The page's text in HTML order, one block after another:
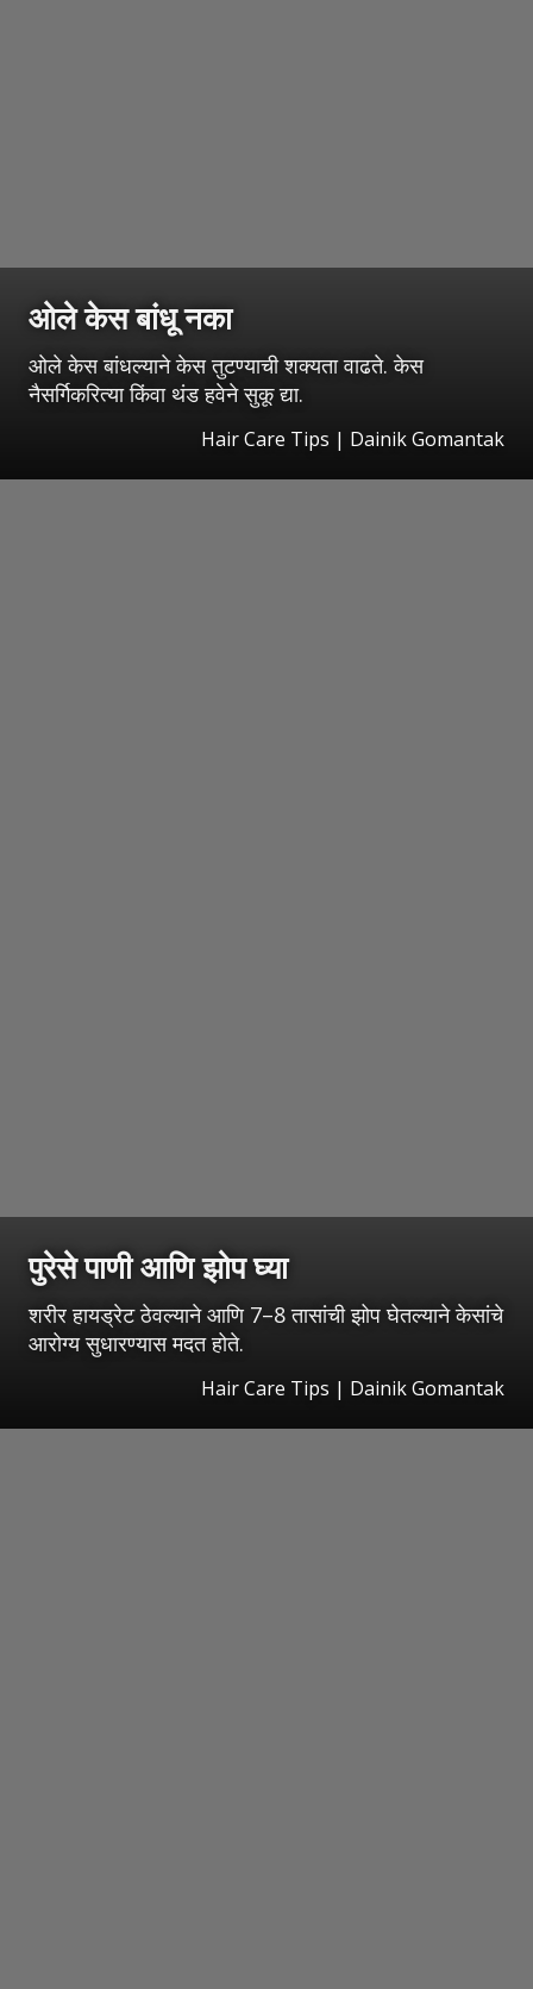
ओले केस बांधू नका
ओले केस बांधल्याने केस तुटण्याची शक्यता वाढते. केस
नैसर्गिकरित्या किंवा थंड हवेने सुकू द्या.
Hair Care Tips | Dainik Gomantak
पुरेसे पाणी आणि झोप घ्या
शरीर हायड्रेट ठेवल्याने आणि 7–8 तासांची झोप घेतल्याने केसांचे
आरोग्य सुधारण्यास मदत होते.
Hair Care Tips | Dainik Gomantak